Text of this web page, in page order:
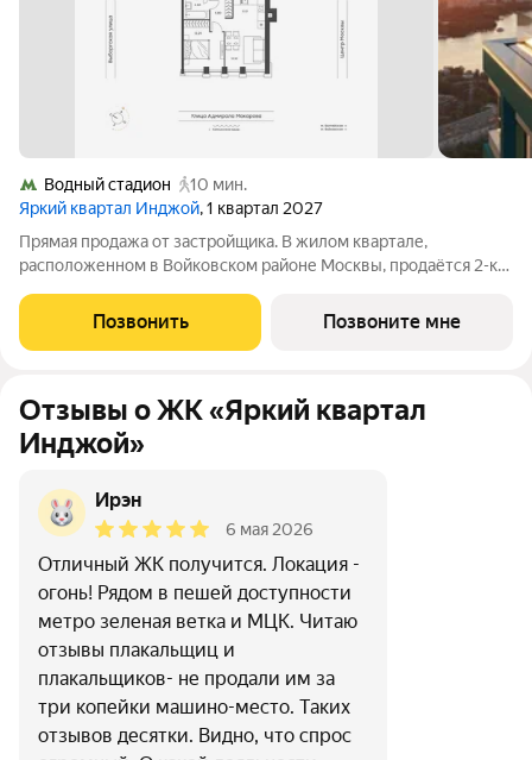
Водный стадион
10 мин.
Яркий квартал Инджой, 1 квартал 2027
Прямая продажа от застройщика. В жилом квартале,
расположенном в Войковском районе Москвы, продаётся 2-к
расположена на 28 этаже 32-этажного дома, корпус 1, в жилом
квартале бизнес-класса Инджой. Инджой
Позвонить Позвоните мне
Отзывы о ЖК «Яркий квартал
Инджой»
Ирэн
6 мая 2026
Отличный ЖК получится. Локация -
огонь! Рядом в пешей доступности
метро зеленая ветка и МЦК. Читаю
отзывы плакальщиц и
плакальщиков- не продали им за
три копейки машино-место. Таких
отзывов десятки. Видно, что спрос